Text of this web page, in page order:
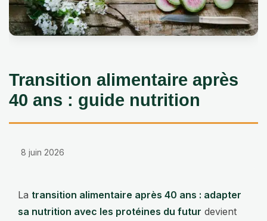
Transition alimentaire après
40 ans : guide nutrition
8 juin 2026
La transition alimentaire après 40 ans : adapter
sa nutrition avec les protéines du futur devient